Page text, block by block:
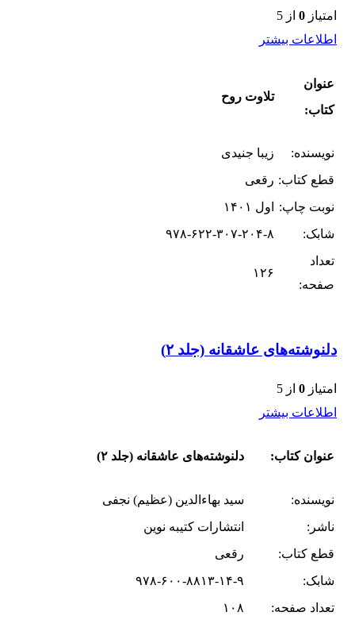
امتیاز 0 از 5
اطلاعات بیشتر
عنوان
کتاب:
تلاوت روح
نویسنده:
زیبا جنیدی
قطع کتاب: رقعی
نوبت چاپ:
اول ۱۴۰۱
شابک:
۹۷۸-۶۲۲-۳۰۷-۲۰۴-۸
تعداد
صفحه:
۱۲۶
دلنوشته‌های عاشقانه (جلد ۲)
امتیاز 0 از 5
اطلاعات بیشتر
عنوان کتاب: دلنوشته‌های عاشقانه (جلد ۲)
نویسنده:
سید بهاءالدین (عظیم) نجفی
ناشر:
انتشارات کتیبه نوین
قطع کتاب:
رقعی
شابک:
۹۷۸-۶۰۰-۸۸۱۳-۱۴-۹
تعداد صفحه:
۱۰۸